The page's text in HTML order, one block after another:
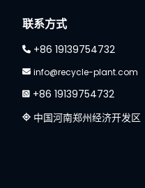
联系方式
+86 19139754732
info@recycle-plant.com
+86 19139754732
中国河南郑州经济开发区